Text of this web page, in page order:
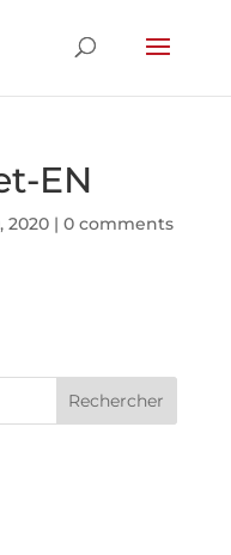
EN
2020| 0 comments